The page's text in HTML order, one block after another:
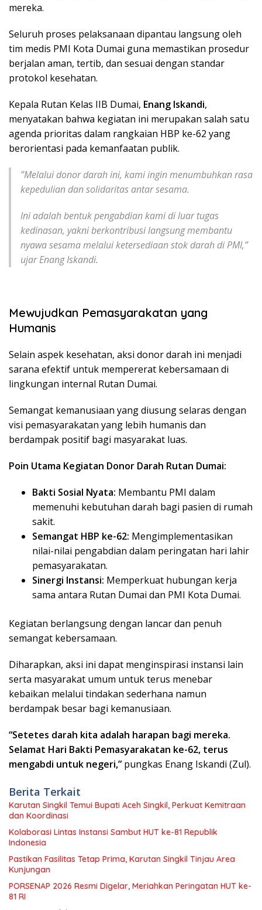
mereka.
Seluruh proses pelaksanaan dipantau langsung oleh
tim medis PMI Kota Dumai guna memastikan prosedur
berjalan aman, tertib, dan sesuai dengan standar
protokol kesehatan.
​Kepala Rutan Kelas IIB Dumai, Enang Iskandi,
menyatakan bahwa kegiatan ini merupakan salah satu
agenda prioritas dalam rangkaian HBP ke-62 yang
berorientasi pada kemanfaatan publik.
​”Melalui donor darah ini, kami ingin menumbuhkan rasa
kepedulian dan solidaritas antar sesama.
Ini adalah bentuk pengabdian kami di luar tugas
kedinasan, yakni berkontribusi langsung membantu
nyawa sesama melalui ketersediaan stok darah di PMI,”
ujar Enang Iskandi.
Mewujudkan Pemasyarakatan yang
Humanis
​Selain aspek kesehatan, aksi donor darah ini menjadi
sarana efektif untuk mempererat kebersamaan di
lingkungan internal Rutan Dumai.
Semangat kemanusiaan yang diusung selaras dengan
visi pemasyarakatan yang lebih humanis dan
berdampak positif bagi masyarakat luas.
Poin Utama Kegiatan Donor Darah Rutan Dumai:
Bakti Sosial Nyata: Membantu PMI dalam
memenuhi kebutuhan darah bagi pasien di rumah
sakit.
Semangat HBP ke-62: Mengimplementasikan
nilai-nilai pengabdian dalam peringatan hari lahir
pemasyarakatan.
Sinergi Instansi: Memperkuat hubungan kerja
sama antara Rutan Dumai dan PMI Kota Dumai.
​Kegiatan berlangsung dengan lancar dan penuh
semangat kebersamaan.
Diharapkan, aksi ini dapat menginspirasi instansi lain
serta masyarakat umum untuk terus menebar
kebaikan melalui tindakan sederhana namun
berdampak besar bagi kemanusiaan.
“Setetes darah kita adalah harapan bagi mereka.
Selamat Hari Bakti Pemasyarakatan ke-62, terus
mengabdi untuk negeri,” pungkas Enang Iskandi (Zul).
Berita Terkait
Karutan Singkil Temui Bupati Aceh Singkil, Perkuat Kemitraan
dan Koordinasi
Kolaborasi Lintas Instansi Sambut HUT ke-81 Republik
Indonesia
Pastikan Fasilitas Tetap Prima, Karutan Singkil Tinjau Area
Kunjungan
PORSENAP 2026 Resmi Digelar, Meriahkan Peringatan HUT ke-
81 RI